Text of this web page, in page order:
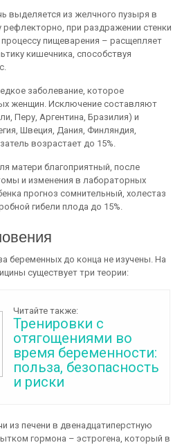
выделяется из желчного пузыря в
при раздражении стенки
пищеварения – расщепляет
кишечника, способствуя
заболевание, которое
женщин. Исключение составляют
Перу, Аргентина, Бразилия) и
Швеция, Дания, Финляндия,
возрастает до 15%.
матери благоприятный, после
и изменения в лабораторных
прогноз сомнительный, холестаз
гибели плода до 15%.
беременных до конца не изучены. На
существует три теории:
Читайте также:
Тренировки с
отягощениями во
время беременности:
польза, безопасность
и риски
из печени в двенадцатиперстную
гормона – эстрогена, который в